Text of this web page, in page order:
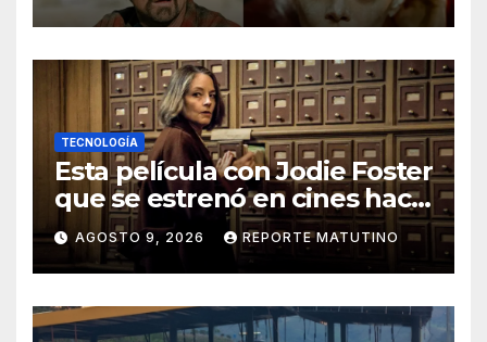
TECNOLOGÍA
Esta película con Jodie Foster
que se estrenó en cines hace
poco ya está en Movistar+
AGOSTO 9, 2026 REPORTE MATUTINO